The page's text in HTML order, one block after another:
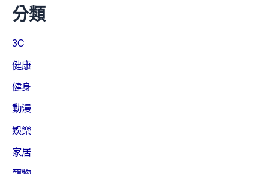
分類
3C
健康
健身
動漫
娛樂
家居